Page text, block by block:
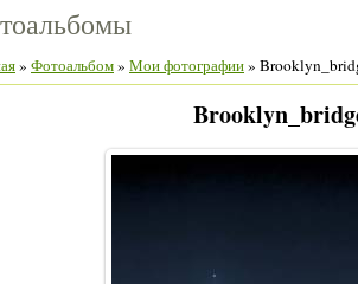
» Фотоальбом» Мои фотографии»